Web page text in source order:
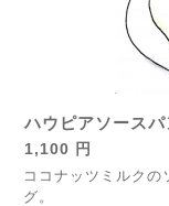
ハウピアソースパ
1,100 円
ココナッツミルクの
グ。